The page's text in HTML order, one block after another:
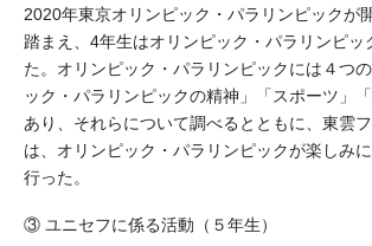
2020年東京オリンピック・パラリンピックが
踏まえ、4年生はオリンピック・パラリンピッ
た。オリンピック・パラリンピックには４つ
ック・パラリンピックの精神」「スポーツ」
あり、それらについて調べるとともに、東雲
は、オリンピック・パラリンピックが楽しみ
行った。
③ ユニセフに係る活動（５年生）